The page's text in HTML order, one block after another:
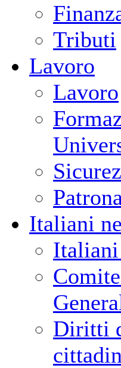
Tributi
Lavoro
Lavoro
Italiani
Diritti